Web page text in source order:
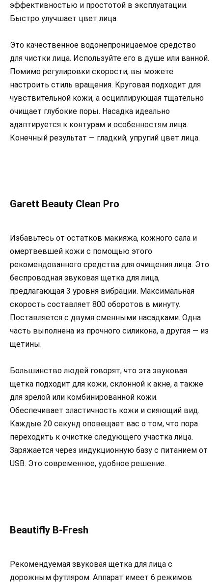
эффективностью и простотой в эксплуатации.
Быстро улучшает цвет лица.
Это качественное водонепроницаемое средство
для чистки лица. Используйте его в душе или ванной.
Помимо регулировки скорости, вы можете
настроить стиль вращения. Круговая подходит для
чувствительной кожи, а осциллирующая тщательно
очищает глубокие поры. Насадка идеально
адаптируется к контурам и особенностямлица.
Конечный результат — гладкий, упругий цвет лица.
Garett Beauty Clean Pro
Избавьтесь от остатков макияжа, кожного сала и
омертвевшей кожи с помощью этого
рекомендованного средства для очищения лица. Это
беспроводная звуковая щетка для лица,
предлагающая 3 уровня вибрации. Максимальная
скорость составляет 800 оборотов в минуту.
Поставляется с двумя сменными насадками. Одна
часть выполнена из прочного силикона, а другая — из
щетины.
Большинство людей говорят, что эта звуковая
щетка подходит для кожи, склонной к акне, а также
для зрелой или комбинированной кожи.
Обеспечивает эластичность кожи и сияющий вид.
Каждые 20 секунд оповещает вас о том, что пора
переходить к очистке следующего участка лица.
Заряжается через индукционную базу с питанием от
USB. Это современное, удобное решение.
Beautifly B-Fresh
Рекомендуемая звуковая щетка для лица с
дорожным футляром. Аппарат имеет 6 режимов